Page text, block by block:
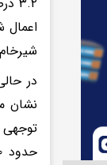
اعمال
شیرخام
نشان